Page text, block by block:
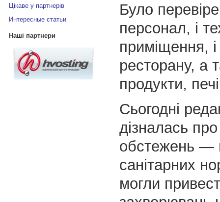
Цікаве у партнерів
Интересные статьи
Наші партнери
Було
персонал, і
приміщення,
ресторану, а
продукти,
Сьогодні
дізналась
обстежень —
санітарних
могли